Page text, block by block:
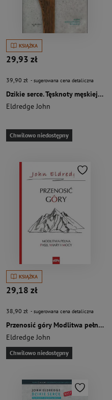
KSIĄŻKA
29,93 zł
39,90 zł - sugerowana cena detaliczna
Dzikie serce. Tęsknoty męskiej duszy wyd. 2024
Eldredge John
Chwilowo niedostępny
KSIĄŻKA
29,18 zł
38,90 zł - sugerowana cena detaliczna
Przenosić góry Modlitwa pełna pasji, wiary i mocy
Eldredge John
Chwilowo niedostępny